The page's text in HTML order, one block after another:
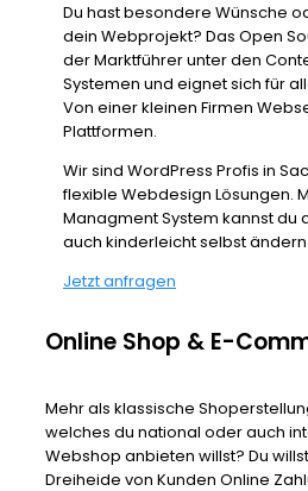
Du hast besondere Wünsche
dein Webprojekt? Das Open
der Marktführer unter den
Systemen und eignet sich für
Von einer kleinen Firmen
Plattformen.
Wir sind WordPress Profis in
flexible Webdesign Lösungen.
Managment System kannst du
auch kinderleicht selbst
Jetzt anfragen
Online Shop & E-
Mehr als klassische
welches du national oder auch
Webshop anbieten willst? Du
Dreiheide von Kunden Online